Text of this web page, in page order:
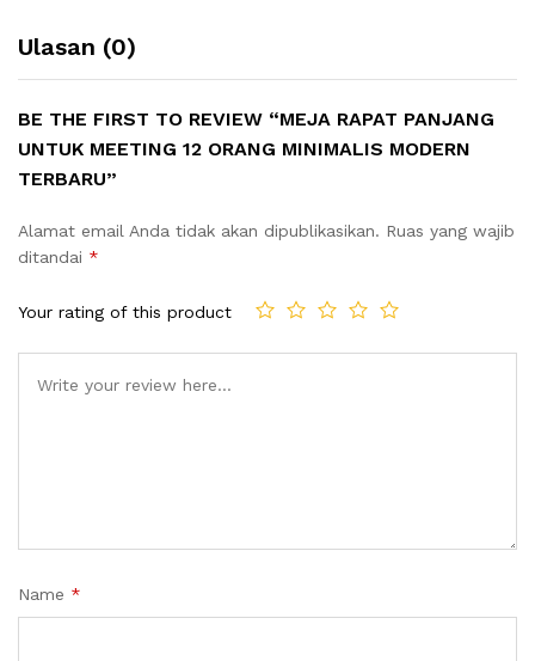
Ulasan (0)
BE THE FIRST TO REVIEW “MEJA RAPAT PANJANG
UNTUK MEETING 12 ORANG MINIMALIS MODERN
TERBARU”
Alamat email Anda tidak akan dipublikasikan. Ruas yang wajib
ditandai *
Your rating of this product
Name *